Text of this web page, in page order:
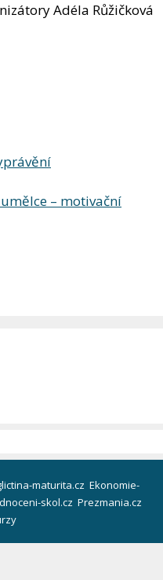
Adéla Růžičková
– motivační
maturita.cz Ekonomie-
skol.cz Prezmania.cz